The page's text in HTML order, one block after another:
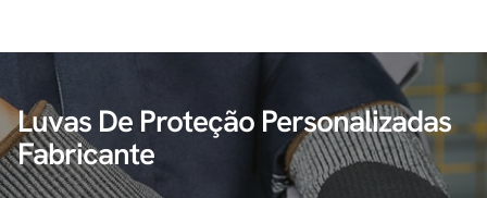
Luvas De Proteção Personalizadas
Fabricante